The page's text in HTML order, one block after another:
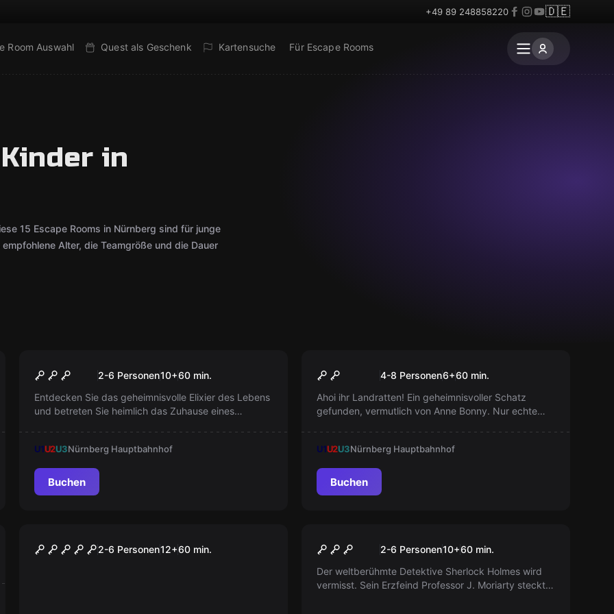
+49 89 248858220 🇩🇪
Room Auswahl Quest als Geschenk Kartensuche Für Escape Rooms
in
15 Escape Rooms in Nürnberg sind für junge
Alter, die Teamgröße und die Dauer
Populär
Der Zauberer
2-6 Personen10+60 min.
Entdecken Sie das geheimnisvolle Elixier des Lebens
und betreten Sie heimlich das Zuhause eines
verwandeln!
U1U2U3Nürnberg Hauptbahnhof
Buchen
Anne Bonnys Schatz
4-8 Personen6+60 min.
Ahoi ihr Landratten! Ein geheimnisvoller Schatz
gefunden, vermutlich von Anne Bonny. Nur echte
U1U2U3Nürnberg Hauptbahnhof
Buchen
Mittelerde2-6 Personen12+60 min. Sherlock wird vermisst
2-6 Personen10+60 min.
Der weltberühmte Detektive Sherlock Holmes wird
vermisst. Sein Erzfeind Professor J. Moriarty steckt